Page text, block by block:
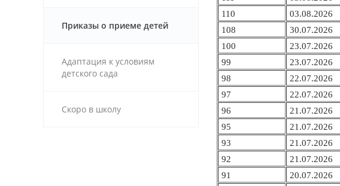
Приказы о приеме детей
Адаптация к условиям
детского сада
Скоро в школу
110
03.08.2026
108
30.07.2026
100
23.07.2026
99
23.07.2026
98
22.07.2026
97
22.07.2026
96
21.07.2026
95
21.07.2026
93
21.07.2026
92
21.07.2026
91
20.07.2026